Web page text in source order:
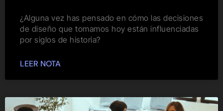
¿Alguna vez has pensado en cómo las decisiones
de diseño que tomamos hoy están influenciadas
por siglos de historia?
LEER NOTA